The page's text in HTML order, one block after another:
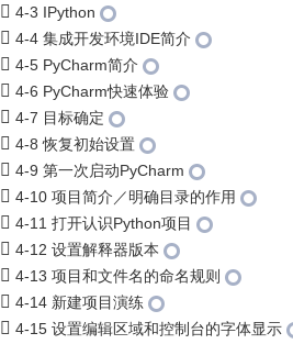
4-3 IPython
4-4 集成开发环境IDE简介
4-5 PyCharm简介
4-6 PyCharm快速体验
4-7 目标确定
4-8 恢复初始设置
4-9 第一次启动PyCharm
4-10 项目简介／明确目录的作用
4-11 打开认识Python项目
4-12 设置解释器版本
4-13 项目和文件名的命名规则
4-14 新建项目演练
4-15 设置编辑区域和控制台的字体显示